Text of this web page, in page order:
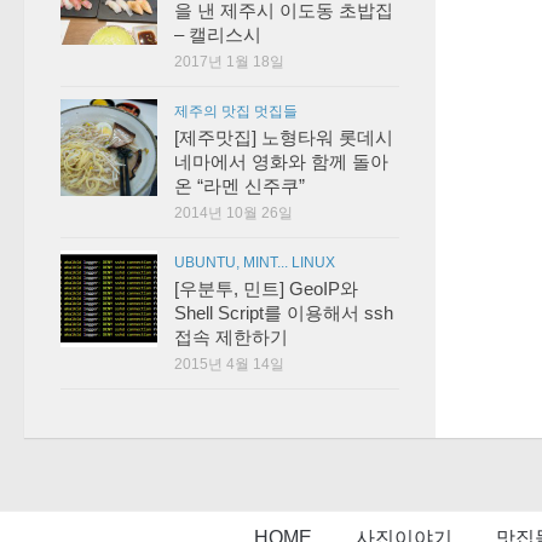
을 낸 제주시 이도동 초밥집
– 캘리스시
2017년 1월 18일
제주의 맛집 멋집들
[제주맛집] 노형타워 롯데시
네마에서 영화와 함께 돌아
온 “라멘 신주쿠”
2014년 10월 26일
UBUNTU, MINT... LINUX
[우분투, 민트] GeoIP와
Shell Script를 이용해서 ssh
접속 제한하기
2015년 4월 14일
HOME 사진이야기 맛집